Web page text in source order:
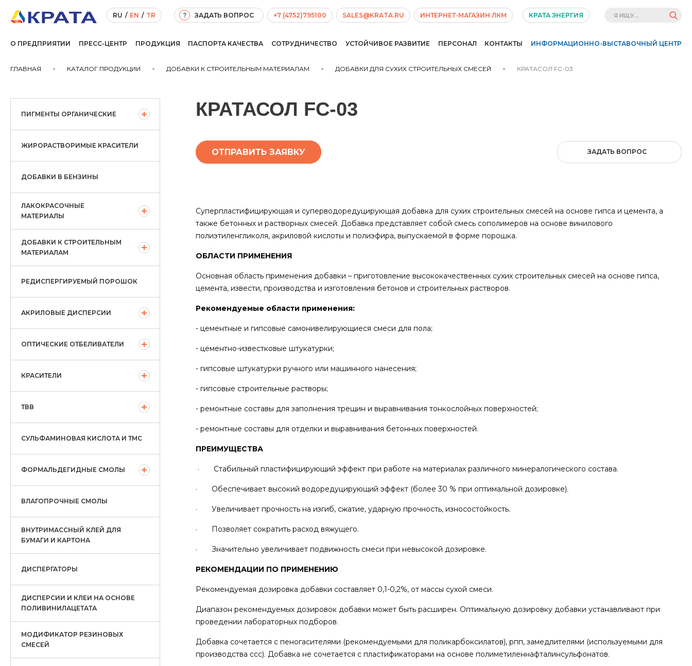
RU / EN / TR ? ЗАДАТЬ ВОПРОС +7 (4752)795100 SALES@KRATA.RU ИНТЕРНЕТ-МАГАЗИН ЛКМ КРАТА ЭНЕРГИЯ
О ПРЕДПРИЯТИИ ПРЕСС-ЦЕНТР ПРОДУКЦИЯ ПАСПОРТА КАЧЕСТВА СОТРУДНИЧЕСТВО УСТОЙЧИВОЕ РАЗВИТИЕ ПЕРСОНАЛ КОНТАКТЫ ИНФОРМАЦИОННО-ВЫСТАВОЧНЫЙ ЦЕНТР
ГЛАВНАЯ КАТАЛОГ ПРОДУКЦИИ ДОБАВКИ К СТРОИТЕЛЬНЫМ МАТЕРИАЛАМ ДОБАВКИ ДЛЯ СУХИХ СТРОИТЕЛЬНЫХ СМЕСЕЙ КРАТАСОЛ FC-03
ПИГМЕНТЫ ОРГАНИЧЕСКИЕ
ЖИРОРАСТВОРИМЫЕ КРАСИТЕЛИ
ДОБАВКИ В БЕНЗИНЫ
ЛАКОКРАСОЧНЫЕ
МАТЕРИАЛЫ
ДОБАВКИ К СТРОИТЕЛЬНЫМ
МАТЕРИАЛАМ
РЕДИСПЕРГИРУЕМЫЙ ПОРОШОК
АКРИЛОВЫЕ ДИСПЕРСИИ
ОПТИЧЕСКИЕ ОТБЕЛИВАТЕЛИ
КРАСИТЕЛИ
ТВВ
СУЛЬФАМИНОВАЯ КИСЛОТА И ТМС
ФОРМАЛЬДЕГИДНЫЕ СМОЛЫ
ВЛАГОПРОЧНЫЕ СМОЛЫ
ВНУТРИМАССНЫЙ КЛЕЙ ДЛЯ
БУМАГИ И КАРТОНА
ДИСПЕРГАТОРЫ
ДИСПЕРСИИ И КЛЕИ НА ОСНОВЕ
ПОЛИВИНИЛАЦЕТАТА
МОДИФИКАТОР РЕЗИНОВЫХ
СМЕСЕЙ
КРАТАСОЛ FC-03
ОТПРАВИТЬ ЗАЯВКУ ЗАДАТЬ ВОПРОС
Суперпластифицирующая и суперводоредуцирующая добавка для сухих строительных смесей на основе гипса и цемента, а
также бетонных и растворных смесей. Добавка представляет собой смесь сополимеров на основе винилового
полиэтиленгликоля, акриловой кислоты и полиэфира, выпускаемой в форме порошка.
ОБЛАСТИ ПРИМЕНЕНИЯ
Основная область применения добавки – приготовление высококачественных сухих строительных смесей на основе гипса,
цемента, извести, производства и изготовления бетонов и строительных растворов.
Рекомендуемые области применения:
- цементные и гипсовые самонивелирующиеся смеси для пола;
- цементно-известковые штукатурки;
- гипсовые штукатурки ручного или машинного нанесения;
- гипсовые строительные растворы;
- ремонтные составы для заполнения трещин и выравнивания тонкослойных поверхностей;
- ремонтные составы для отделки и выравнивания бетонных поверхностей.
ПРЕИМУЩЕСТВА
· Стабильный пластифицирующий эффект при работе на материалах различного минералогического состава.
· Обеспечивает высокий водоредуцирующий эффект (более 30 % при оптимальной дозировке).
· Увеличивает прочность на изгиб, сжатие, ударную прочность, износостойкость.
· Позволяет сократить расход вяжущего.
· Значительно увеличивает подвижность смеси при невысокой дозировке.
РЕКОМЕНДАЦИИ ПО ПРИМЕНЕНИЮ
Рекомендуемая дозировка добавки составляет 0,1-0,2%, от массы сухой смеси.
Диапазон рекомендуемых дозировок добавки может быть расширен. Оптимальную дозировку добавки устанавливают при
проведении лабораторных подборов.
Добавка сочетается с пеногасителями (рекомендуемыми для поликарбоксилатов), рпп, замедлителями (используемыми для
производства ссс). Добавка не сочетается с пластификаторами на основе полиметиленнафталинсульфонатов.